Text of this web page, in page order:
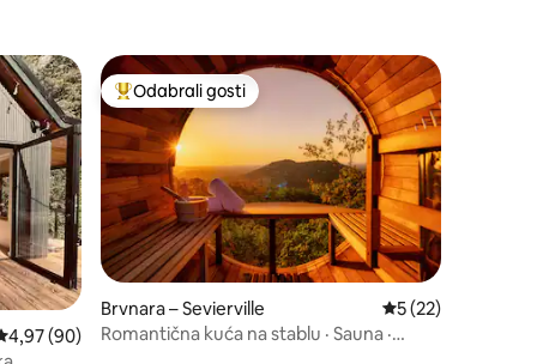
„Odabrali gosti”
ocjena: 4,97/5, recenzija: 90
4,97 (90)
Među najviše rangiranima s oznakom „Odabrali gosti”
Odabrali gosti
Brvnara – Sevierville Prosječna ocjena:
5 (22)
Romantična kuća na stablu · Sauna ·